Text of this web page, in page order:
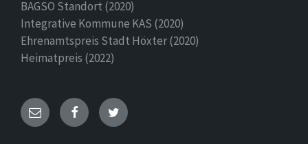
BAGSO Standort (2020)
Integrative Kommune KAS (2020)
Ehrenamtspreis Stadt Höxter (2020)
Heimatpreis (2022)
E- FacebookTwitter